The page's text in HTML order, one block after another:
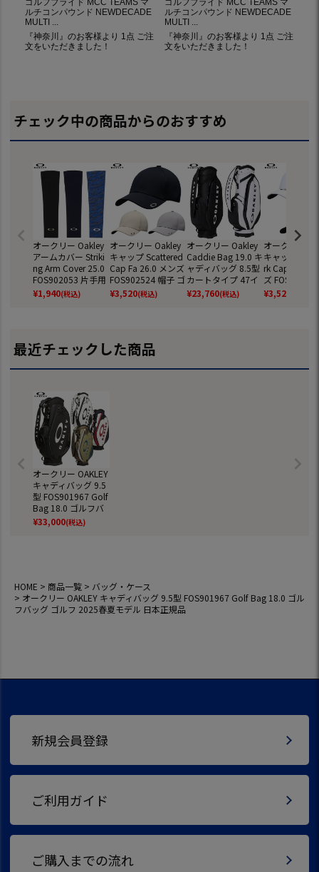
チェック中の商品からのおすすめ
オークリー Oakley
アームカバー Striki
ng Arm Cover 25.0
FOS902053 片手用
メンズ ゴルフ 2026
春夏モデル 日本正
¥1,940(税込)
オークリー Oakley
キャップ Scattered
Cap Fa 26.0 メンズ
FOS902524 帽子 ゴ
ルフ 2026年モデル
日本正規品
¥3,520(税込)
オークリー Oakley
Caddie Bag 19.0 キ
ャディバッグ 8.5型
カートタイプ 47イ
ンチ対応 FOS9023
67 ゴルフ 2026年
¥23,760(税込)
オークリー
キャップ
rk Cap Fa
ズ
ゴルフ 2026
ル 日本正規品
¥3,520
最近チェックした商品
オークリー OAKLEY
キャディバッグ 9.5
型 FOS901967 Golf
Bag 18.0 ゴルフバ
ッグ ゴルフ 2025春
夏モデル 日本正規
¥33,000(税込)
HOME 商品一覧
バッグ・ケース
オークリー OAKLEY キャディバッグ 9.5型 FOS901967 Golf Bag 18.0 ゴル
フバッグ ゴルフ 2025春夏モデル 日本正規品
新規会員登録
ご利用ガイド
ご購入までの流れ